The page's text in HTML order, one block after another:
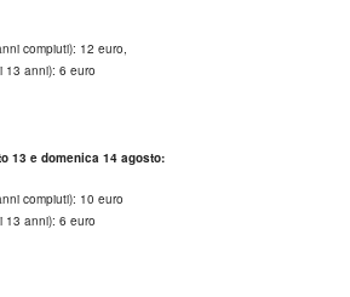
compiuti): 12 euro,
13 anni): 6 euro
13 e domenica 14 agosto:
compiuti): 10 euro
13 anni): 6 euro